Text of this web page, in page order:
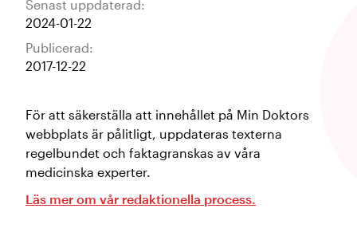
Senast uppdaterad:
2024-01-22
Publicerad:
2017-12-22
För att säkerställa att innehållet på Min Doktors
webbplats är pålitligt, uppdateras texterna
regelbundet och faktagranskas av våra
medicinska experter.
Läs mer om vår redaktionella process.